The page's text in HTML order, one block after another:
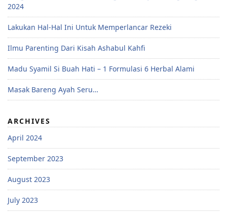
2024
Lakukan Hal-Hal Ini Untuk Memperlancar Rezeki
Ilmu Parenting Dari Kisah Ashabul Kahfi
Madu Syamil Si Buah Hati – 1 Formulasi 6 Herbal Alami
Masak Bareng Ayah Seru…
ARCHIVES
April 2024
September 2023
August 2023
July 2023